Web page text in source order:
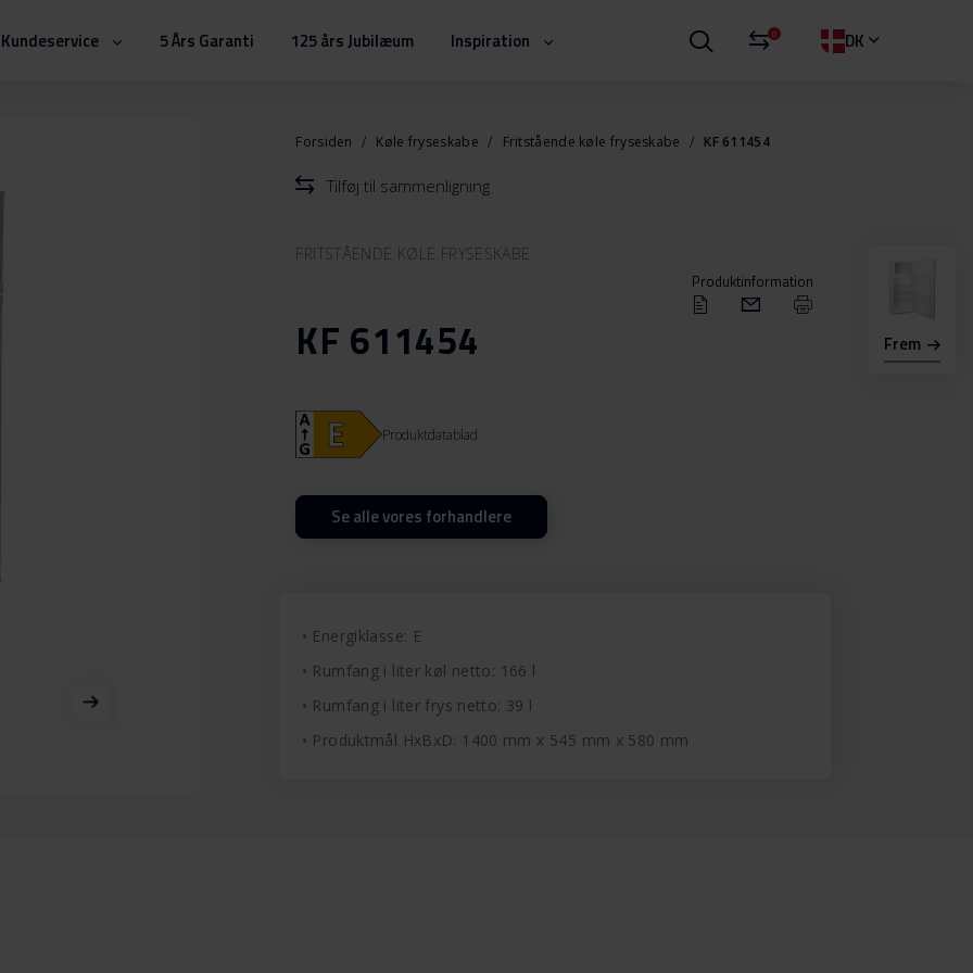
Kundeservice 5 Års Garanti 125 års Jubilæum Inspiration 0 DK
Frem
Forsiden Køle fryseskabe Fritstående køle fryseskabe KF 611454
Tilføj til sammenligning
FRITSTÅENDE KØLE FRYSESKABE
Produktinformation
KF 611454
Produktdatablad
Se alle vores forhandlere
Energiklasse: E
Rumfang i liter køl netto: 166 l
Rumfang i liter frys netto: 39 l
Produktmål HxBxD: 1400 mm x 545 mm x 580 mm